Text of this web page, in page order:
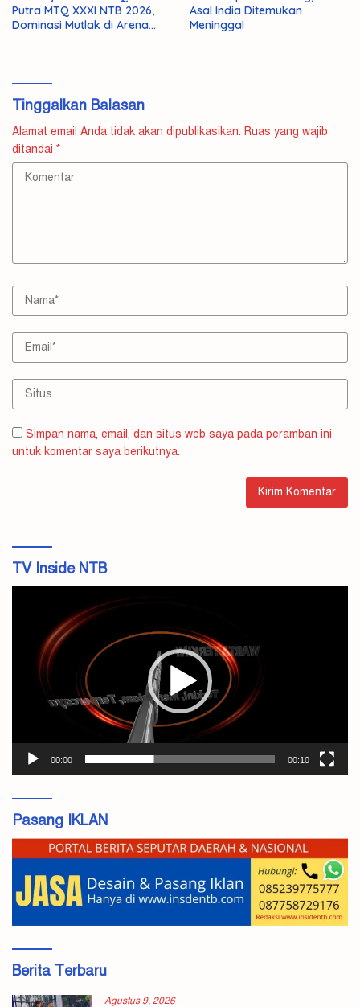
Putra MTQ XXXI NTB 2026,
Dominasi Mutlak di Arena
Asal India Ditemukan
Meninggal
Tinggalkan Balasan
Alamat email Anda tidak akan dipublikasikan. Ruas yang wajib
ditandai *
Simpan nama, email, dan situs web saya pada peramban ini
untuk komentar saya berikutnya.
TV Inside NTB
00:00 00:10
Pasang IKLAN
Berita Terbaru
Agustus 9, 2026